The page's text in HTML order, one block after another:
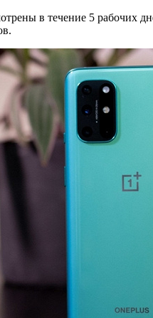
в течение 5 рабочих